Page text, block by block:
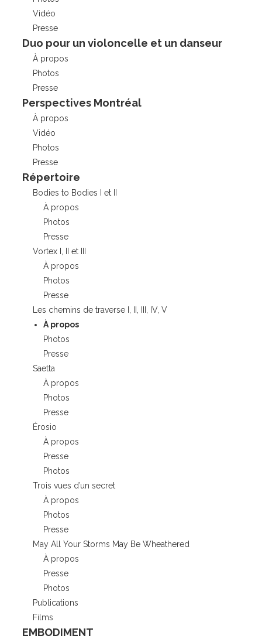
Vidéo
Presse
Duo pour un violoncelle et un danseur
À propos
Photos
Presse
Perspectives Montréal
À propos
Vidéo
Photos
Presse
Répertoire
Bodies to Bodies I et II
À propos
Photos
Presse
Vortex I, II et III
À propos
Photos
Presse
Les chemins de traverse I, II, III, IV, V
À propos
Photos
Presse
Saetta
À propos
Photos
Presse
Érosio
À propos
Presse
Photos
Trois vues d’un secret
À propos
Photos
Presse
May All Your Storms May Be Wheathered
À propos
Presse
Photos
Publications
Films
EMBODIMENT